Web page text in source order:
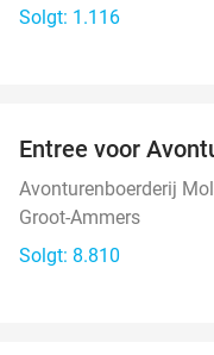
Solgt: 1.116
Entree voor
Avonturenboerderij
Groot-Ammers
Solgt: 8.810